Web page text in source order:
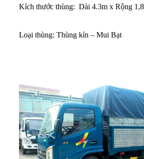
Kích thước thùng: Dài 4.3m x Rộng
Loại thùng: Thùng kín – Mui Bạt